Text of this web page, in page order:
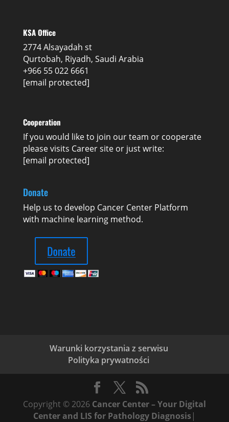
KSA Office
2774 Alsayadah st
Qurtobah, Riyadh, Saudi Arabia
+966 55 022 6661
[email protected]
Cooperation
If you would like to join our team or cooperate
please visits Careersite or just write:
[email protected]
Donate
Help us to develop Cancer Center Platform
with machine learning method.
Warunki korzystania z serwisu
Polityka prywatności
Copyright © 2026 Cancer Center – Your Digital
Center and LIS for Pathology Diagnosis |